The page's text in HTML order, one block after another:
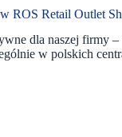
ROS Retail Outlet
dla naszej
w polskich